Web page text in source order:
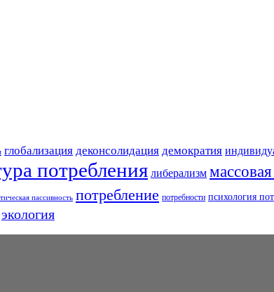
глобализация деконсолидация демократия
потребления либерализм
пассивность потребление потребности психология
экология